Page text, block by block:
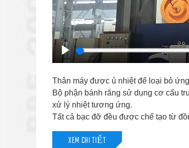
Play
Thân máy được ủ nhiệt để loại bỏ
Bộ phận bánh răng sử dụng cơ cấu
xử lý nhiệt tương ứng.
Tất cả bạc đỡ đều được chế tạo từ
XEM CHI TIẾT